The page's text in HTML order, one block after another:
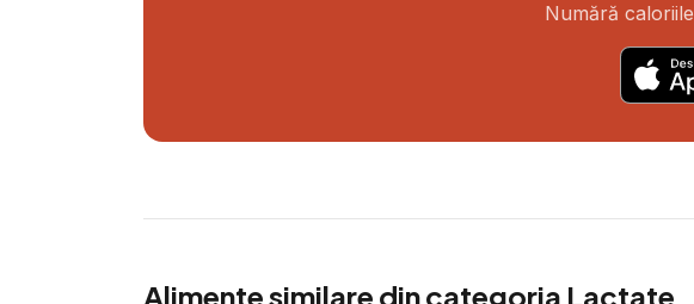
Numără
Alimente similare din categoria Lactate